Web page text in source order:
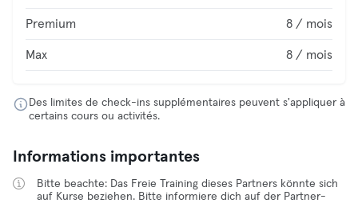
Premium 8 / mois
Max 8 / mois
Des limites de check-ins supplémentaires peuvent s'appliquer à
certains cours ou activités.
Informations importantes
Bitte beachte: Das Freie Training dieses Partners könnte sich
auf Kurse beziehen. Bitte informiere dich auf der Partner-